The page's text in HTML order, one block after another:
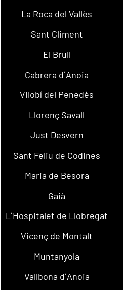
La Roca del Vallès
Sant Climent
El Brull
Cabrera d´Anoia
Vilobí del Penedès
Llorenç Savall
Just Desvern
Sant Feliu de Codines
Maria de Besora
Gaià
L´Hospitalet de Llobregat
Vicenç de Montalt
Muntanyola
Vallbona d´Anoia